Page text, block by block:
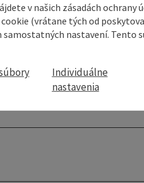
v našich zásadách ochrany
(vrátane tých od
nastavení. Tento
Individuálne
nastavenia